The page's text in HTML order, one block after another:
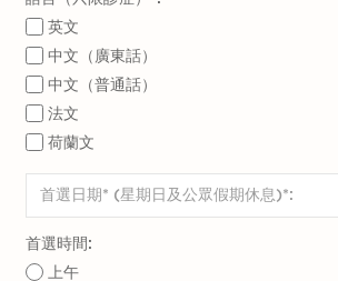
英文
中文（廣東話）
中文（普通話）
法文
荷蘭文
首選時間:
上午